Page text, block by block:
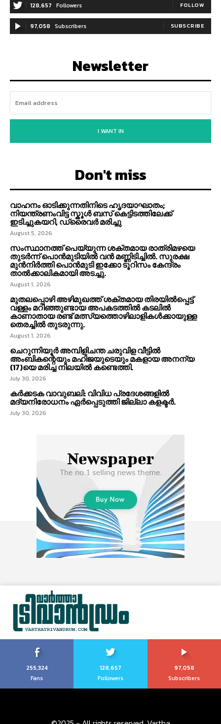
128,657 Followers FOLLOW
97,058 Subscribers SUBSCRIBE
Newsletter
I WANT IN
Don't miss
വാഹനം ഓടിക്കുന്നതിനിടെ ഹൃദയാഘാതം;
നിയന്ത്രണംവിട്ട സ്കൂൾ ബസ് കെട്ടിടത്തിലേക്ക്
ഇടിച്ചുകയറി, ഡ്രൈവർ മരിച്ചു
August 5, 2026
സംസ്ഥാനത്ത് പെയ്യുന്ന ശക്തമായ രാത്രിമഴയെ
തുടർന്ന് പൊൻമുടിയില്‍ വൻ മണ്ണിടിച്ചില്‍. സുരക്ഷ
മുൻനിർത്തി പൊൻമുടി ഇക്കോ ടൂറിസം കേന്ദ്രം
താല്‍ക്കാലികമായി അടച്ചു.
August 1, 2026
മുതലപ്പൊഴി അഴിമുഖത്ത് ശക്തമായ തിരയിൽപ്പെട്ട്
വള്ളം മറിഞ്ഞുണ്ടായ അപകടത്തിൽ കടലിൽ
കാണാതായ രണ്ട് മത്സ്യത്തൊഴിലാളികൾക്കായുള്ള
തെരച്ചിൽ തുടരുന്നു.
August 1, 2026
ചെറുന്നിയൂർ അമ്പിളിചന്ത ചരുവിള വീട്ടിൽ
അംബികന്റെയും മഹിജയുടെയും മകളായ അനന്യ
(17)യെ മരിച്ച നിലയിൽ കണ്ടെത്തി.
July 30, 2026
കര്‍ക്കടക വാവുബലി: വിവിധ പ്രദേശങ്ങളില്‍
മദ്യനിരോധനം ഏര്‍പ്പെടുത്തി ജില്ലാ കളക്ടര്‍.
July 30, 2026
255,324
Fans
128,657
Followers
97,058
Subscribers